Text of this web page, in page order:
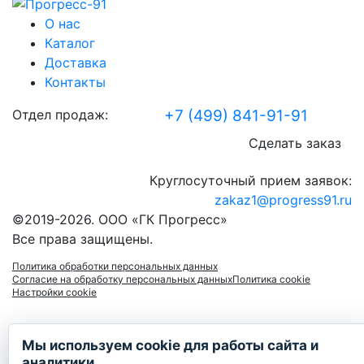
О нас
Каталог
Доставка
Контакты
Отдел продаж:
+7 (499) 841-91-91
Сделать заказ
Круглосуточный прием заявок:
zakaz1@progress91.ru
©2019-2026. ООО «ГК Прогресс»
Все права защищены.
Политика обработки персональных данных
Согласие на обработку персональных данныхПолитика cookie
Настройки cookie
Мы используем cookie для работы сайта и